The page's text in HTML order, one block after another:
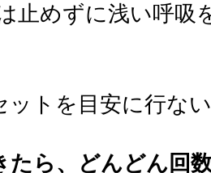
止めずに浅い呼吸
ットを目安に行な
たら、どんどん回